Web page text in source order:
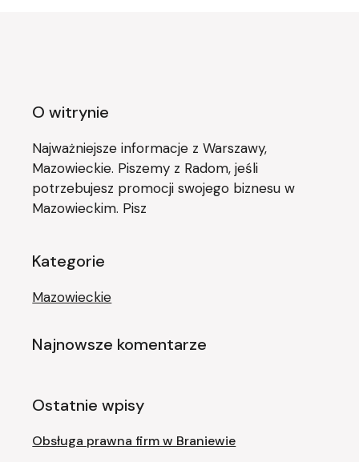
O witrynie
Najważniejsze informacje z Warszawy,
Mazowieckie. Piszemy z Radom, jeśli
potrzebujesz promocji swojego biznesu w
Mazowieckim. Pisz
Kategorie
Mazowieckie
Najnowsze komentarze
Ostatnie wpisy
Obsługa prawna firm w Braniewie